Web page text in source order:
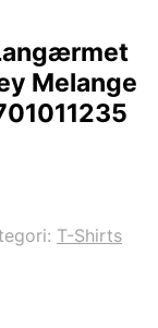
Melange
T-Shirts